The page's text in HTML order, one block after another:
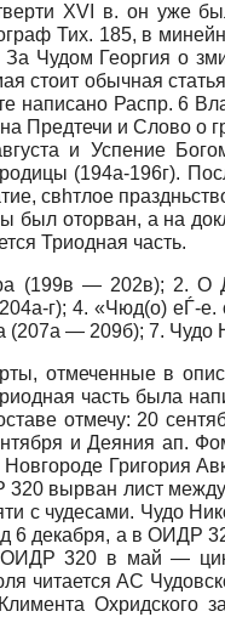
XVI в. он уже
Тих. 185, в
Чудом Георгия о
стоит обычная
написано Распр. 6
Предтечи и Слово о
и Успение
(194а-196г).
свhтлое
был оторван, а на
Триодная часть.
— 202в); 2. О
г); 4. «Чюд(о)
— 209б); 7. Чудо
отмеченные в
часть была
отмечу: 20
и Деяния ап.
Григория
вырван лист
чудесами. Чудо
6 декабря, а в ОИДР
320 в май —
читается АС
Охридского